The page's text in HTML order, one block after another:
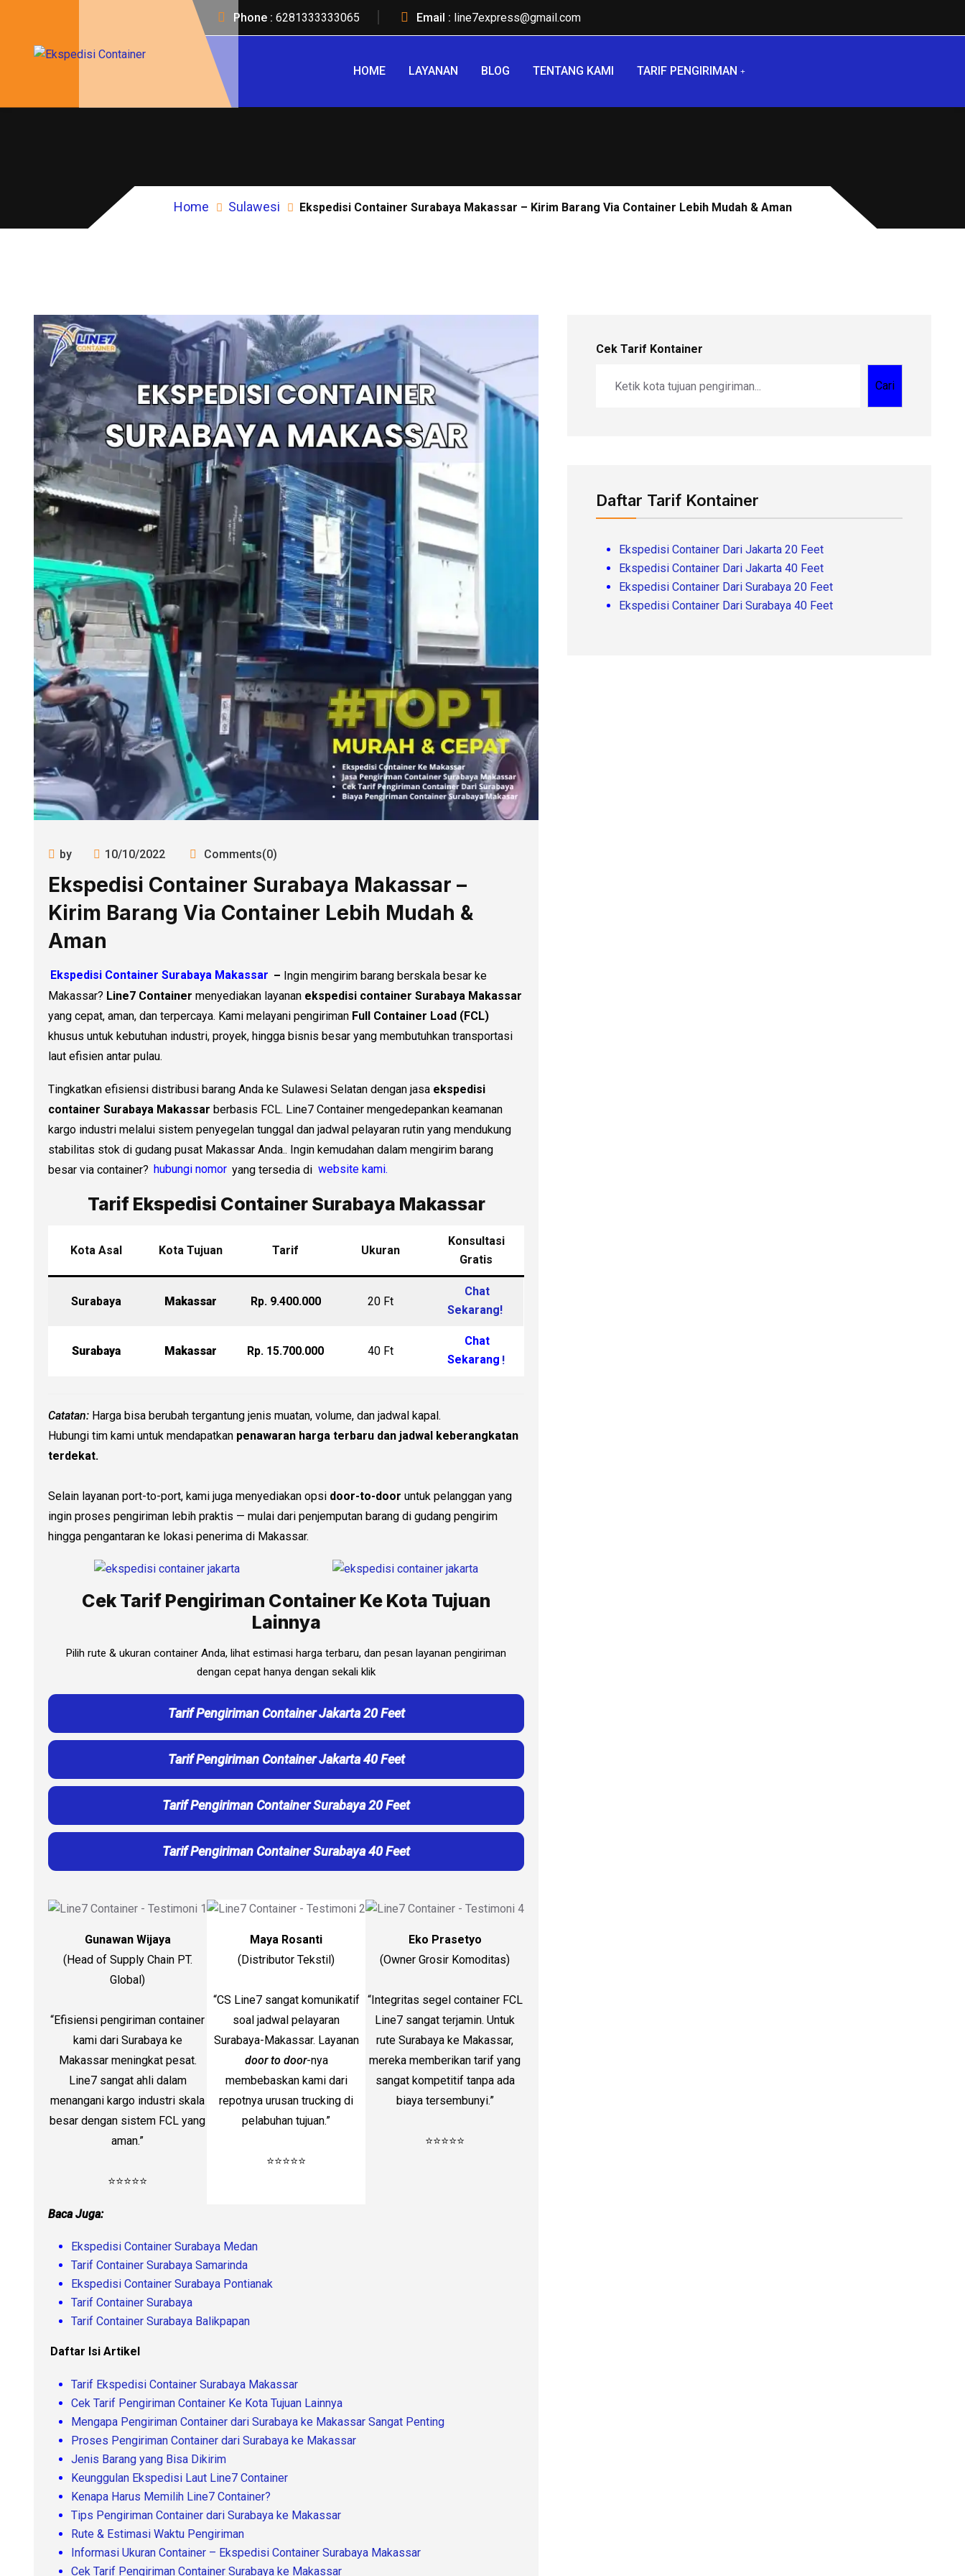
Phone : 6281333333065 Email : line7express@gmail.com
HOME LAYANAN BLOG TENTANG KAMI TARIF PENGIRIMAN
Home Sulawesi Ekspedisi Container Surabaya Makassar – Kirim Barang Via Container Lebih Mudah & Aman
by 10/10/2022 Comments(0)
Ekspedisi Container Surabaya Makassar –
Kirim Barang Via Container Lebih Mudah &
Aman
Ekspedisi Container Surabaya Makassar – Ingin mengirim barang berskala besar ke
Makassar? Line7 Container menyediakan layanan ekspedisi container Surabaya Makassar
yang cepat, aman, dan terpercaya. Kami melayani pengiriman Full Container Load (FCL)
khusus untuk kebutuhan industri, proyek, hingga bisnis besar yang membutuhkan transportasi
laut efisien antar pulau.
Tingkatkan efisiensi distribusi barang Anda ke Sulawesi Selatan dengan jasa ekspedisi
container Surabaya Makassar berbasis FCL. Line7 Container mengedepankan keamanan
kargo industri melalui sistem penyegelan tunggal dan jadwal pelayaran rutin yang mendukung
stabilitas stok di gudang pusat Makassar Anda.. Ingin kemudahan dalam mengirim barang
besar via container? hubungi nomor yang tersedia di website kami.
Tarif Ekspedisi Container Surabaya Makassar
Kota Asal Kota Tujuan Tarif Ukuran
Konsultasi
Gratis
Surabaya Makassar Rp. 9.400.000 20 Ft
Chat
Sekarang!
Surabaya Makassar Rp. 15.700.000 40 Ft
Chat
Sekarang !
Catatan: Harga bisa berubah tergantung jenis muatan, volume, dan jadwal kapal.
Hubungi tim kami untuk mendapatkan penawaran harga terbaru dan jadwal keberangkatan
terdekat.
Selain layanan port-to-port, kami juga menyediakan opsi door-to-door untuk pelanggan yang
ingin proses pengiriman lebih praktis — mulai dari penjemputan barang di gudang pengirim
hingga pengantaran ke lokasi penerima di Makassar.
Cek Tarif Pengiriman Container Ke Kota Tujuan
Lainnya
Pilih rute & ukuran container Anda, lihat estimasi harga terbaru, dan pesan layanan pengiriman
dengan cepat hanya dengan sekali klik
Tarif Pengiriman Container Jakarta 20 Feet
Tarif Pengiriman Container Jakarta 40 Feet
Tarif Pengiriman Container Surabaya 20 Feet
Tarif Pengiriman Container Surabaya 40 Feet
Gunawan Wijaya
(Head of Supply Chain PT.
Global)
“Efisiensi pengiriman container
kami dari Surabaya ke
Makassar meningkat pesat.
Line7 sangat ahli dalam
menangani kargo industri skala
besar dengan sistem FCL yang
aman.”
⭐⭐⭐⭐⭐
Maya Rosanti
(Distributor Tekstil)
“CS Line7 sangat komunikatif
soal jadwal pelayaran
Surabaya-Makassar. Layanan
door to door-nya
membebaskan kami dari
repotnya urusan trucking di
pelabuhan tujuan.”
⭐⭐⭐⭐⭐
Eko Prasetyo
(Owner Grosir Komoditas)
“Integritas segel container FCL
Line7 sangat terjamin. Untuk
rute Surabaya ke Makassar,
mereka memberikan tarif yang
sangat kompetitif tanpa ada
biaya tersembunyi.”
⭐⭐⭐⭐⭐
Baca Juga:
Ekspedisi Container Surabaya Medan
Tarif Container Surabaya Samarinda
Ekspedisi Container Surabaya Pontianak
Tarif Container Surabaya
Tarif Container Surabaya Balikpapan
Daftar Isi Artikel
Tarif Ekspedisi Container Surabaya Makassar
Cek Tarif Pengiriman Container Ke Kota Tujuan Lainnya
Mengapa Pengiriman Container dari Surabaya ke Makassar Sangat Penting
Proses Pengiriman Container dari Surabaya ke Makassar
Jenis Barang yang Bisa Dikirim
Keunggulan Ekspedisi Laut Line7 Container
Kenapa Harus Memilih Line7 Container?
Tips Pengiriman Container dari Surabaya ke Makassar
Rute & Estimasi Waktu Pengiriman
Informasi Ukuran Container – Ekspedisi Container Surabaya Makassar
Cek Tarif Pengiriman Container Surabaya ke Makassar
Cek Tarif Kontainer
Cari
Daftar Tarif Kontainer
Ekspedisi Container Dari Jakarta 20 Feet
Ekspedisi Container Dari Jakarta 40 Feet
Ekspedisi Container Dari Surabaya 20 Feet
Ekspedisi Container Dari Surabaya 40 Feet